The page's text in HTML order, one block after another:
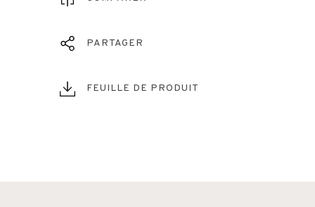
PARTAGER
FEUILLE DE PRODUIT